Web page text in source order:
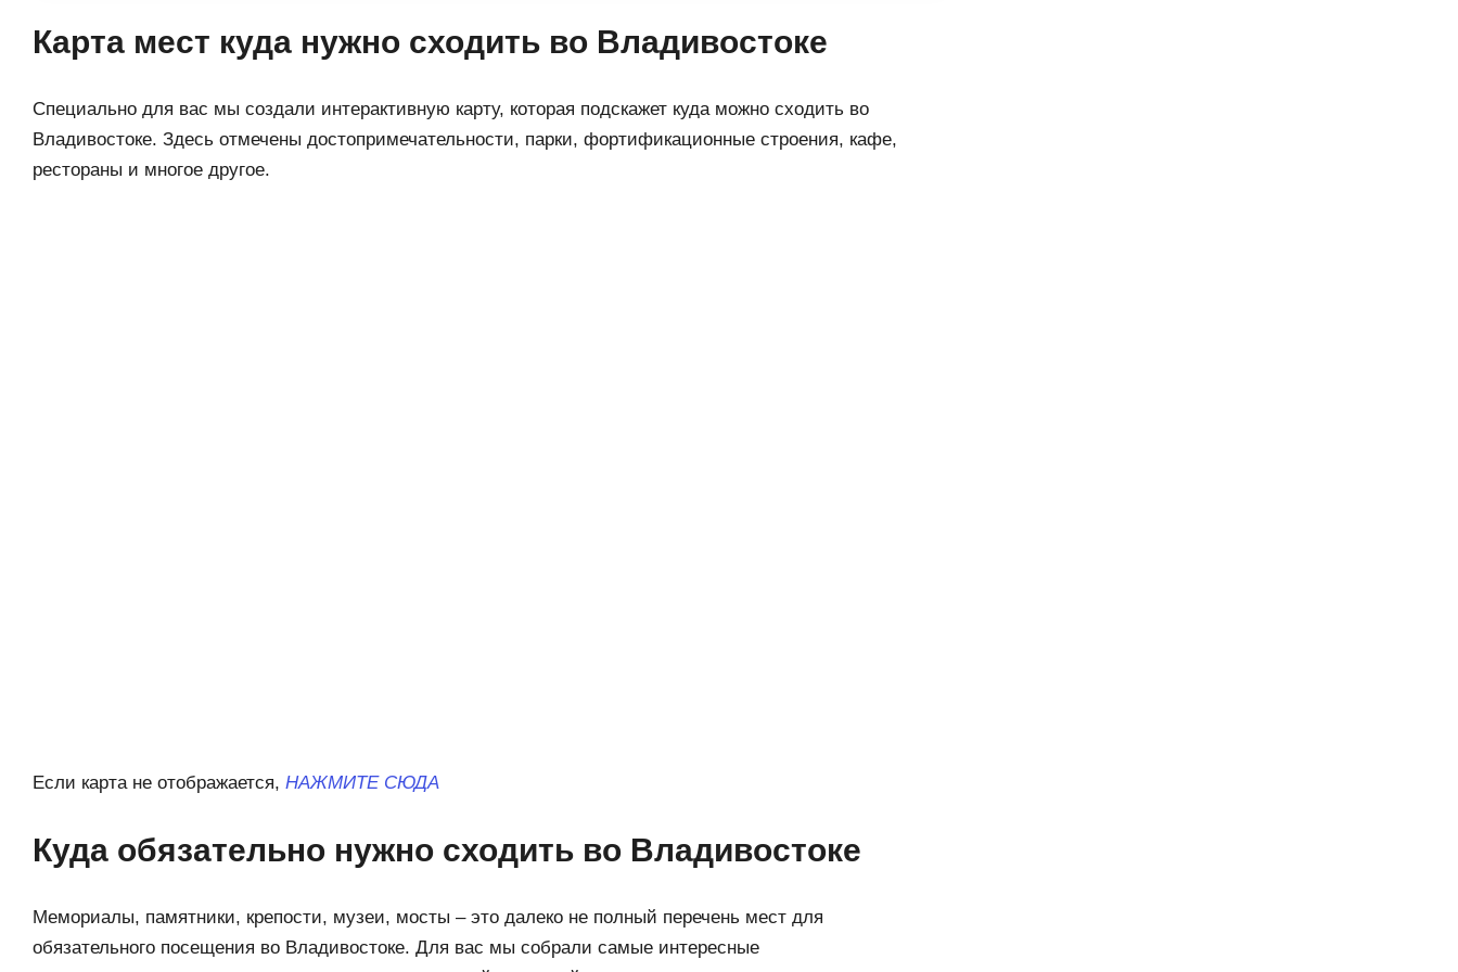
Карта мест куда нужно сходить во Владивостоке
Специально для вас мы создали интерактивную карту, которая подскажет куда можно сходить во
Владивостоке. Здесь отмечены достопримечательности, парки, фортификационные строения, кафе,
рестораны и многое другое.
Если карта не отображается, НАЖМИТЕ СЮДА
Куда обязательно нужно сходить во Владивостоке
Мемориалы, памятники, крепости, музеи, мосты – это далеко не полный перечень мест для
обязательного посещения во Владивостоке. Для вас мы собрали самые интересные